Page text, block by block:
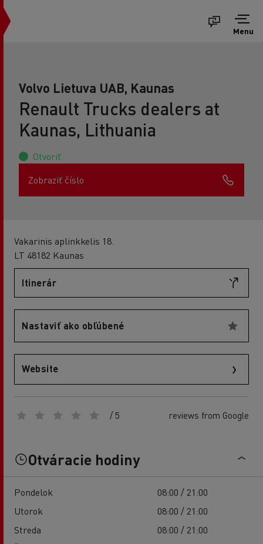
Menu
Volvo Lietuva UAB, Kaunas
Renault Trucks dealers at
Kaunas, Lithuania
Otvoriť
Zobraziť číslo
Vakarinis aplinkkelis 18.
LT 48182 Kaunas
Itinerár
Nastaviť ako obľúbené
Website
/ 5 reviews from Google
Otváracie hodiny
Pondelok
08:00 / 21:00
Utorok
08:00 / 21:00
Streda
08:00 / 21:00